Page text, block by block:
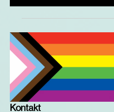
Kontakt